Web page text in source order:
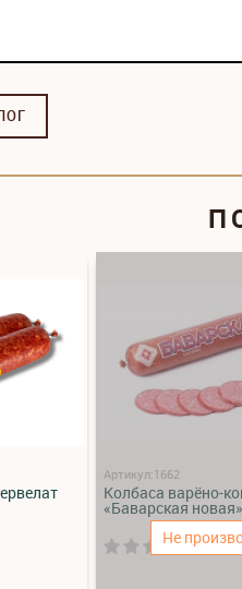
Не
Артикул:1662
Колбаса варёно-
«Баварская новая»
(0)